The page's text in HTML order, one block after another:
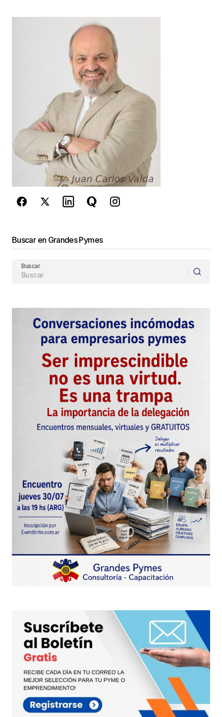
JC
juancarlos
29 julio, 2016 at 2:22 pm
Responder
Tu dirección de correo electrónico no será
publicada. Los campos obligatorios están
marcados con*
Comentario
Este sitio esta protegido por
reCAPTCHA y la Política de
privacidad y losTérminos del servicio
de Google se aplican.
Enviar Comentario
Buscar en Grandes Pymes
Buscar